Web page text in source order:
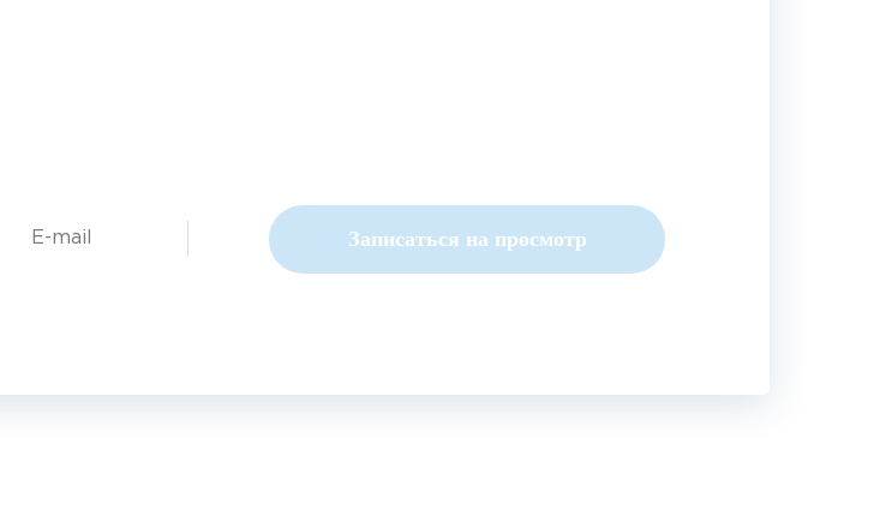
Записаться на просмотр